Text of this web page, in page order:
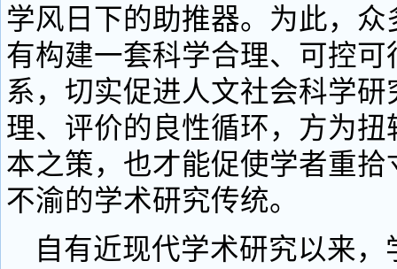
学风日下的助推器。为此，
有构建一套科学合理、可控
系，切实促进人文社会科学
理、评价的良性循环，方为
本之策，也才能促使学者重
不渝的学术研究传统。
自有近现代学术研究以来，